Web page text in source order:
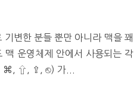
기변한 분들 뿐만 아니라 맥을 꽤
맥 운영체제 안에서 사용되는 각
⌘, ⇧, ⇪, ⎋) 가...